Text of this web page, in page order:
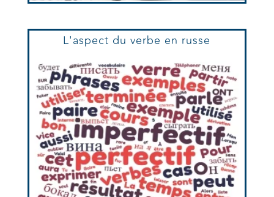
L'aspect du verbe en russe